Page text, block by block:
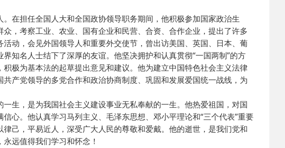
担任全国人大和全国政协领导职务期间，他积极参加国家政治生
，考察工业、农业、国有企业和民营、合资、合作企业，提出了许多
动，会见外国领导人和重要外交使节，曾出访美国、英国、日本、葡
知名人士结下了深厚的友谊。他坚决拥护和认真贯彻“一国两制”的方
极为基本法的起草提出意见和建议。他为建立中国特色社会主义法律
产党领导的多党合作和政治协商制度、巩固和发展爱国统一战线，为
，是为我国社会主义建设事业无私奉献的一生。他热爱祖国，对国
心。他认真学习马列主义、毛泽东思想、邓小平理论和“三个代表”重要
己，平易近人，深受广大人民的尊敬和爱戴。他的逝世，是我们党和
远值得我们学习和怀念！